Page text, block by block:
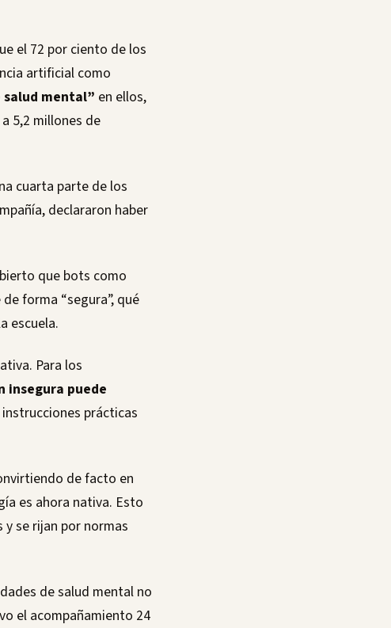
el 72 por ciento de los
artificial como
salud mental” en ellos,
5,2 millones de
cuarta parte de los
declararon haber
que bots como
forma “segura”, qué
escuela.
Para los
insegura puede
prácticas
de facto en
es ahora nativa. Esto
se rijan por normas
de salud mental no
el acompañamiento 24